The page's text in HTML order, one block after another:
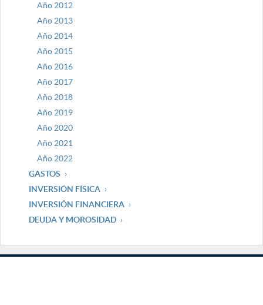
Año 2012
Año 2013
Año 2014
Año 2015
Año 2016
Año 2017
Año 2018
Año 2019
Año 2020
Año 2021
Año 2022
GASTOS
INVERSIÓN FÍSICA
INVERSIÓN FINANCIERA
DEUDA Y MOROSIDAD